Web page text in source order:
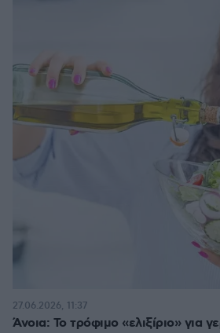
Άνοια: Το τρόφιμο «ελιξίριο» για
27.06.2026, 11:37